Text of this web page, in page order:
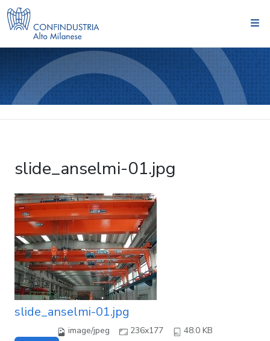
slide_anselmi-01.jpg
slide_anselmi-01.jpg
image/jpeg 236x177 48.0 KB